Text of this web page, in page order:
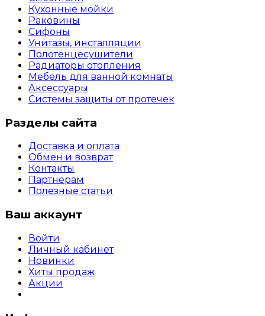
Кухонные мойки
Раковины
Сифоны
Унитазы, инсталляции
Полотенцесушители
Радиаторы отопления
Мебель для ванной комнаты
Аксессуары
Системы защиты от протечек
Разделы сайта
Доставка и оплата
Обмен и возврат
Контакты
Партнерам
Полезные статьи
Ваш аккаунт
Войти
Личный кабинет
Новинки
Хиты продаж
Акции